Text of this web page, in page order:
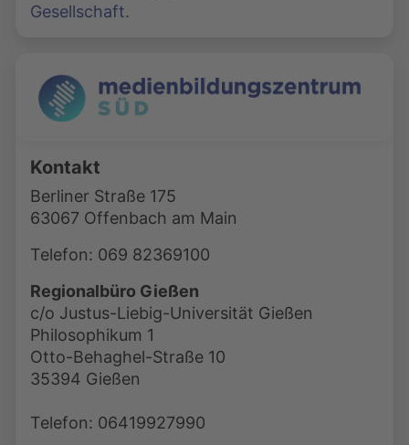
Gesellschaft.
Kontakt
Berliner Straße 175
63067 Offenbach am Main
Telefon: 069 82369100
Regionalbüro Gießen
c/o Justus-Liebig-Universität Gießen
Philosophikum 1
Otto-Behaghel-Straße 10
35394 Gießen
Telefon: 06419927990